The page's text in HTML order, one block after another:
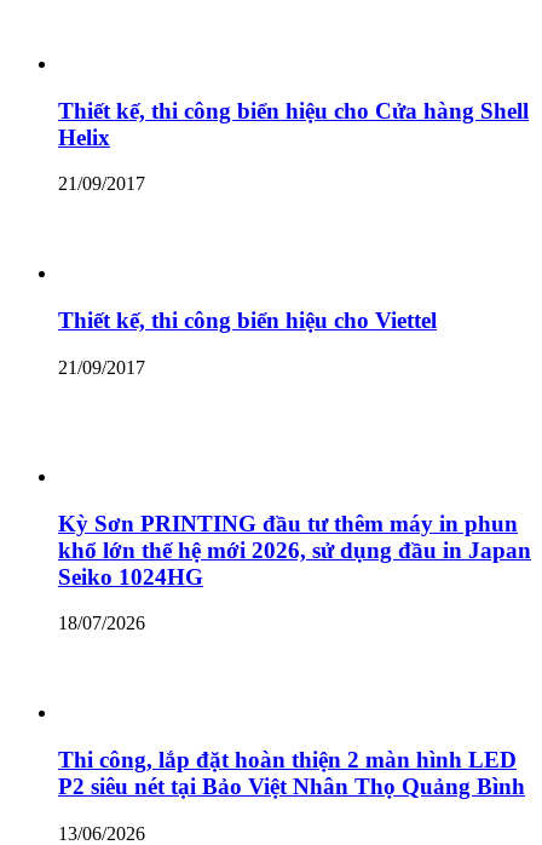
Thiết kế, thi công biển hiệu cho Cửa hàng Shell
Helix
21/09/2017
Thiết kế, thi công biển hiệu cho Viettel
21/09/2017
Kỳ Sơn PRINTING đầu tư thêm máy in phun
khổ lớn thế hệ mới 2026, sử dụng đầu in Japan
Seiko 1024HG
18/07/2026
Thi công, lắp đặt hoàn thiện 2 màn hình LED
P2 siêu nét tại Bảo Việt Nhân Thọ Quảng Bình
13/06/2026